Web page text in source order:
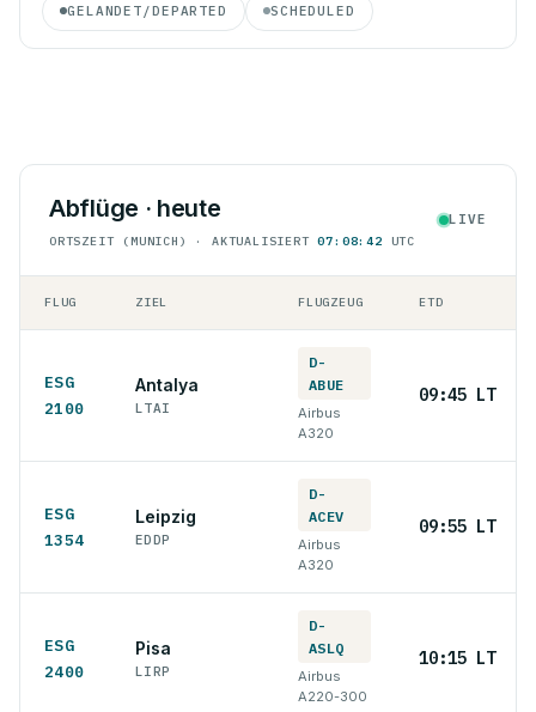
GELANDET/DEPARTED SCHEDULED
Abflüge · heute
ORTSZEIT (MUNICH) · AKTUALISIERT07:08:42 UTC
LIVE
FLUG ZIEL FLUGZEUG ETD
ESG
2100
Antalya
LTAI
D-
ABUE
Airbus
A320
09:45 LT
ESG
1354
Leipzig
EDDP
D-
ACEV
Airbus
A320
09:55 LT
ESG
2400
Pisa
LIRP
D-
ASLQ
Airbus
A220-300
10:15 LT